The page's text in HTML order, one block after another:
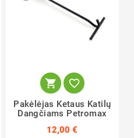
 
Pakėlėjas Ketaus Katilų
Dangčiams Petromax
12,00 €